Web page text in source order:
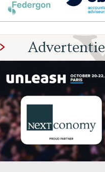
Advertentie